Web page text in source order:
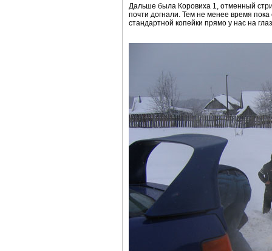
Дальше была Коровиха 1, отменный
почти догнали. Тем не менее время
стандартной копейки прямо у нас на